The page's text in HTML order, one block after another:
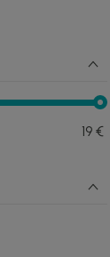
19 €